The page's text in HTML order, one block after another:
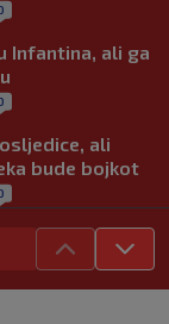
Infantina, ali ga
ali
bude bojkot
ima novi klub,
"težinom"